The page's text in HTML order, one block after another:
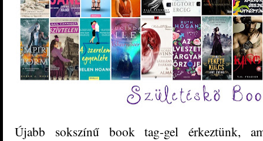
Újabb sokszínű book tag-gel érkeztünk,